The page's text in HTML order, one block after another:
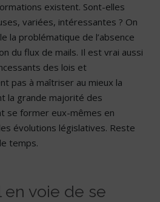
existent. Sont-elles
variées, intéressantes ? On
la problématique de l’absence
du flux de mails. Il est vrai aussi
des lois et
pas à maîtriser au mieux la
la grande majorité des
se former eux-mêmes en
évolutions législatives. Reste
temps.
en voie de se